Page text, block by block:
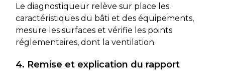
Le diagnostiqueur relève sur place les
caractéristiques du bâti et des équipements,
mesure les surfaces et vérifie les points
réglementaires, dont la ventilation.
4. Remise et explication du rapport